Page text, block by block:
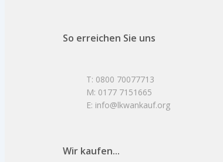
So erreichen Sie uns
T: 0800 70077713
M: 0177 7151665
E: info@lkwankauf.org
Wir kaufen...